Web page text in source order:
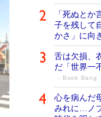
「死ぬと
子を残して
かさ」に向
舌は欠損、
だ「世界一
Book Bang
心を病んだ
みれに…ノ